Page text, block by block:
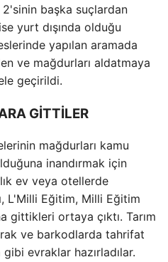
2'sinin başka suçlardan
yurt dışında olduğu
yapılan aramada
ve mağdurları aldatmaya
geçirildi.
GİTTİLER
mağdurları kamu
inandırmak için
ev veya otellerde
L'Milli Eğitim, Milli Eğitim
gittikleri ortaya çıktı. Tarım
ve barkodlarda tahrifat
evraklar hazırladılar.